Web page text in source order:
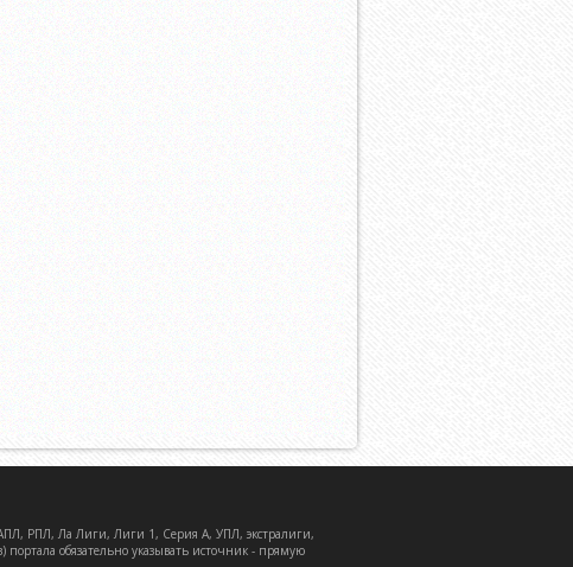
РПЛ, Ла Лиги, Лиги 1, Серия А, УПЛ, экстралиги,
обязательно указывать источник - прямую